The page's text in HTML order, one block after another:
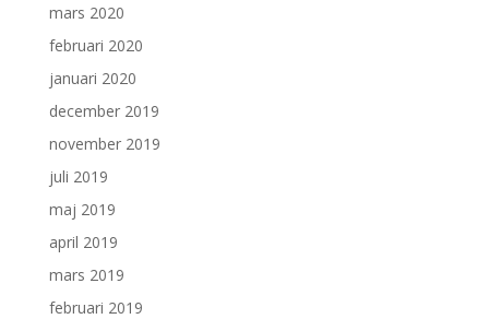
mars 2020
februari 2020
januari 2020
december 2019
november 2019
juli 2019
maj 2019
april 2019
mars 2019
februari 2019